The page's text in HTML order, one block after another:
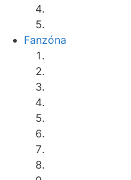
Fanzóna